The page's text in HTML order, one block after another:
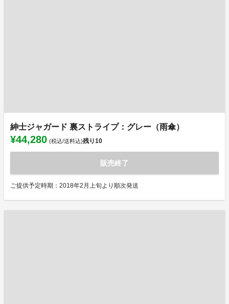
紳士ジャガード 裏ストライプ：グレー（雨傘）
¥44,280 (税込/送料込)残り10
販売終了
ご提供予定時期：2018年2月上旬より順次発送